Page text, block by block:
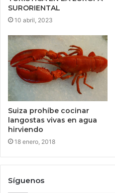
SURORIENTAL
10 abril, 2023
Suiza prohíbe cocinar
langostas vivas en agua
hirviendo
18 enero, 2018
Síguenos